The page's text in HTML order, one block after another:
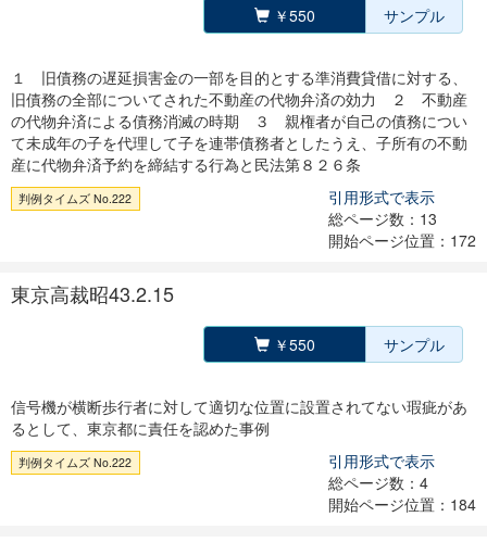
￥550 サンプル
１ 旧債務の遅延損害金の一部を目的とする準消費貸借に対する、
旧債務の全部についてされた不動産の代物弁済の効力 ２ 不動産
の代物弁済による債務消滅の時期 ３ 親権者が自己の債務につい
て未成年の子を代理して子を連帯債務者としたうえ、子所有の不動
産に代物弁済予約を締結する行為と民法第８２６条
判例タイムズ No.222
引用形式で表示
総ページ数：13
開始ページ位置：172
東京高裁昭43.2.15
￥550 サンプル
信号機が横断歩行者に対して適切な位置に設置されてない瑕疵があ
るとして、東京都に責任を認めた事例
判例タイムズ No.222
引用形式で表示
総ページ数：4
開始ページ位置：184